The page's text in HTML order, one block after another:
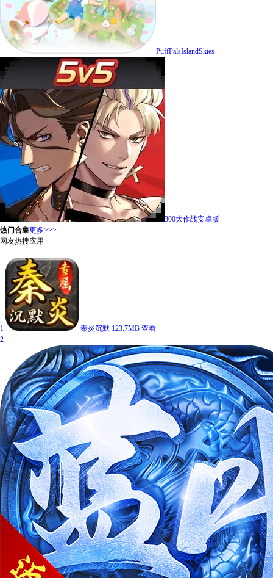
PuffPalsIslandSkies
300大作战安卓版
热门合集更多>>>
网友热搜应用
1 秦炎沉默 123.7MB 查看
2